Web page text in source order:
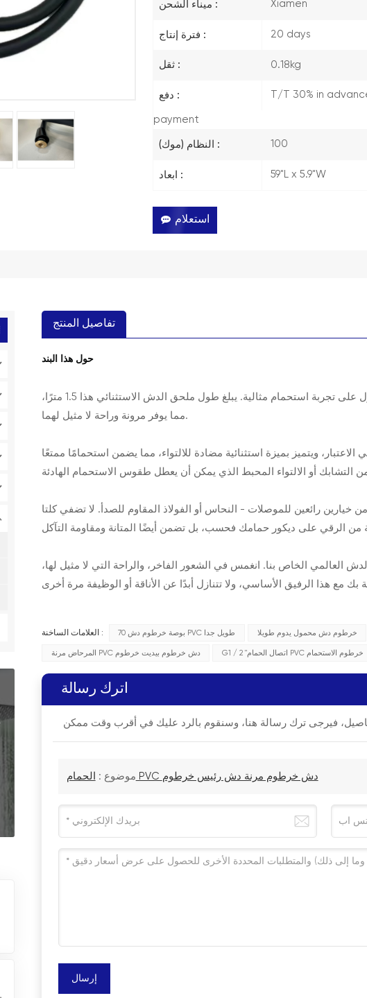
ميناء الشحن : Xiamen
فترة إنتاج : 20 days
ثقل : 0.18kg
دفع : T/T 30% in
payment
النظام (موك) : 100
ابعاد : 59"L x 5.9"W
استعلام
تفاصيل المنتج
حول هذا البند
نقدم لكم خرطوم الدش الفاخر، المصمم بدقة للحصول على تجربة استحمام مثالية. يبلغ طول ملحق الدش الاستثنائي هذا 1.5 مترًا،
مما يوفر مرونة وراحة لا مثيل لهما.
ويتميز بميزة استثنائية مضادة للالتواء، مما يضمن استحمامًا ممتعًا
خيارين رائعين للموصلات - النحاس أو الفولاذ المقاوم للصدأ. لا تضفي كلتا
العالمي الخاص بنا. انغمس في الشعور الفاخر، والراحة التي لا مثيل لها،
بك مع هذا الرفيق الأساسي، ولا تتنازل أبدًا عن الأناقة أو الوظيفة مرة أخرى
العلامات الساخنة : 70 بوصة خرطوم دش PVC طويل جدا خرطوم دش محمول يدوم طويلا
المرحاض مرنة PVC دش خرطوم بيديت خرطوم G1 / 2 "اتصال الحمام PVC خرطوم الاستحمام
اترك رسالة
موضوع : الحمام PVC دش خرطوم مرنة دش رئيس خرطوم
إرسال